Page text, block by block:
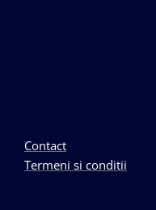
Contact
Termeni si conditii